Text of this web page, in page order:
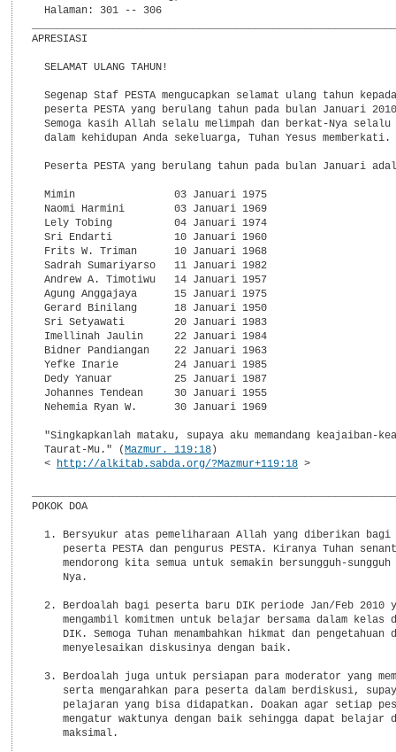
Mazmur. 119:18)
  <
http://alkitab.sabda.org/?Mazmur+119:18 >
POKOK DOA
1. Bersyukur atas pemeliharaan Allah yang diberikan bagi
peserta PESTA dan pengurus PESTA. Kiranya Tuhan
mendorong kita semua untuk semakin bersungguh-sungguh
     Nya.
2. Berdoalah bagi peserta baru DIK periode Jan/Feb 2010
mengambil komitmen untuk belajar bersama dalam kelas
DIK. Semoga Tuhan menambahkan hikmat dan pengetahuan
     menyelesaikan diskusinya dengan baik.
3. Berdoalah juga untuk persiapan para moderator yang
serta mengarahkan para peserta dalam berdiskusi,
pelajaran yang bisa didapatkan. Doakan agar setiap
mengatur waktunya dengan baik sehingga dapat belajar
     maksimal.